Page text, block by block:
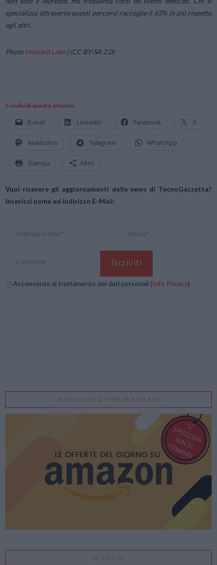
specializza attraverso questi percorsi raccoglie il 63% in più rispetto
agli altri.
Photo Howard Lake| (CC BY-SA 2.0)
Condividi questo articolo:
E-mail LinkedIn Facebook X
Mastodon Telegram WhatsApp
Stampa Altro
Vuoi ricevere gli aggiornamenti delle news di TecnoGazzetta?
Inserisci nome ed indirizzo E-Mail:
Acconsento al trattamento dei dati personali (Info Privacy)
LE MIGLIORI OFFERTE AMAZON
TG SOCIAL